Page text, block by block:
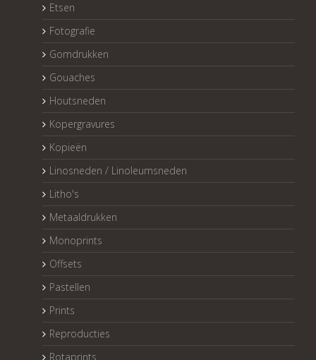
Etsen
Fotografie
Gomdrukken
Gouaches
Houtsneden
Kopergravures
Kopieën
Linosneden / Linoleumsneden
Litho's
Metaaldrukken
Monoprints
Offsets
Pastellen
Prints
Reproducties
Rotaprints